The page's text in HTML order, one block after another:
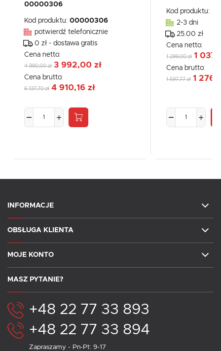
00000306
Kod produktu: 00000306
potwierdź telefonicznie
0 zł - dostawa gratis
Cena netto:
4 990,00 zł 3 992,00 zł
Cena brutto:
6 137,70 zł 4 910,16 zł
Kod produktu:
2-3 dni
25.00 zł
Cena netto:
1 299,00 zł 1
Cena brutto:
1 597,77 zł 1
INFORMACJE
OBSŁUGA KLIENTA
MOJE KONTO
MASZ PYTANIE?
+48 22 77 33 893
+48 22 77 33 894
Zapraszamy - Pn-Pt: 9-17